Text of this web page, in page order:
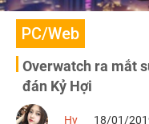
PC/Web
Overwatch ra mắt
đán Kỷ Hợi
Hy 18/01/